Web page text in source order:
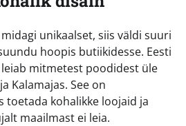
unikaalset, siis väldi suuri
hoopis butiikidesse. Eesti
mitmetest poodidest üle
Kalamajas. See on
toetada kohalikke loojaid ja
maailmast ei leia.